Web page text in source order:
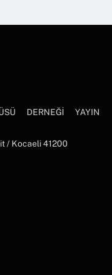
DERNEĞİ YAYIN
/ Kocaeli 41200